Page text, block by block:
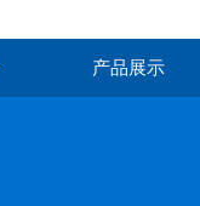
产品展示